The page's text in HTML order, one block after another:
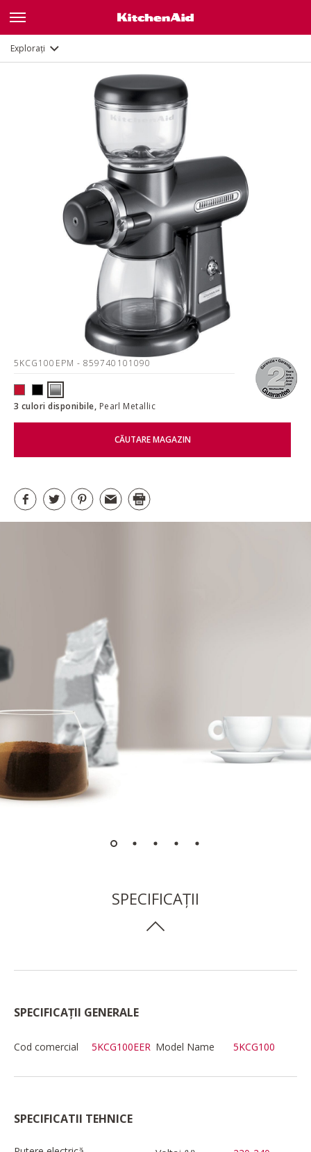
Explorați
5KCG100EPM - 859740101090
3 culori disponibile, Pearl Metallic
CĂUTARE MAGAZIN
SPECIFICAȚII
SPECIFICAȚII GENERALE
Cod comercial 5KCG100EER Model Name 5KCG100
SPECIFICATII TEHNICE